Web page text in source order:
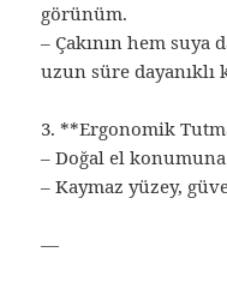
görünüm.
– Çakının hem suya
uzun süre dayanıklı
3. **Ergonomik
– Doğal el
– Kaymaz yüzey,
—